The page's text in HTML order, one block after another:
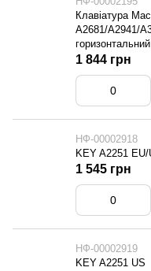
Клавіатура
A2681/A2941/
1 844 грн
НФ-00002918
KEY A2251 EU/
1 545 грн
НФ-00002919
KEY A2251 US